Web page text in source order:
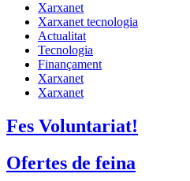
Xarxanet
Xarxanet tecnologia
Actualitat
Tecnologia
Finançament
Xarxanet
Xarxanet
Fes Voluntariat!
Ofertes de feina